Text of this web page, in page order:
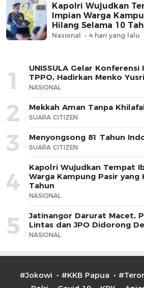
Kapolri Wujudkan
Impian Warga
Hilang Selama 10
Nasional 4 hari yang lalu
1
UNISSULA Gelar
TPPO, Hadirkan Menko
NASIONAL
2 Mekkah Aman Tanpa
SUARA CITIZEN
3 Menyongsong 81 Tahun
SUARA CITIZEN
4
Kapolri Wujudkan Tempat
Warga Kampung Pasir yang
Tahun
NASIONAL
5
Jatinangor Darurat Macet,
Lintas dan JPO Didorong
NASIONAL
#Jokowi #KKB Papua